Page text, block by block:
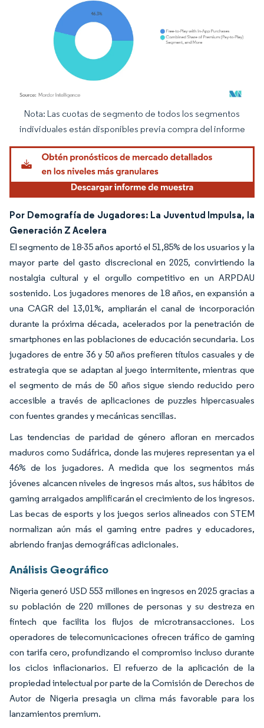
Imagen © Mordor Intelligence. El uso requiere atribución según CC BY 4.0.
Nota: Las cuotas de segmento de todos los segmentos
individuales están disponibles previa compra del informe
Por Demografía de Jugadores: La Juventud Impulsa, la
Generación Z Acelera
El segmento de 18-35 años aportó el 51,85% de los usuarios y la
mayor parte del gasto discrecional en 2025, convirtiendo la
nostalgia cultural y el orgullo competitivo en un ARPDAU
sostenido. Los jugadores menores de 18 años, en expansión a
una CAGR del 13,01%, ampliarán el canal de incorporación
durante la próxima década, acelerados por la penetración de
smartphones en las poblaciones de educación secundaria. Los
jugadores de entre 36 y 50 años prefieren títulos casuales y de
estrategia que se adaptan al juego intermitente, mientras que
el segmento de más de 50 años sigue siendo reducido pero
accesible a través de aplicaciones de puzzles hipercasuales
con fuentes grandes y mecánicas sencillas.
Las tendencias de paridad de género afloran en mercados
maduros como Sudáfrica, donde las mujeres representan ya el
46% de los jugadores. A medida que los segmentos más
jóvenes alcancen niveles de ingresos más altos, sus hábitos de
gaming arraigados amplificarán el crecimiento de los ingresos.
Las becas de esports y los juegos serios alineados con STEM
normalizan aún más el gaming entre padres y educadores,
abriendo franjas demográficas adicionales.
Análisis Geográfico
Nigeria generó USD 553 millones en ingresos en 2025 gracias a
su población de 220 millones de personas y su destreza en
fintech que facilita los flujos de microtransacciones. Los
operadores de telecomunicaciones ofrecen tráfico de gaming
con tarifa cero, profundizando el compromiso incluso durante
los ciclos inflacionarios. El refuerzo de la aplicación de la
propiedad intelectual por parte de la Comisión de Derechos de
Autor de Nigeria presagia un clima más favorable para los
lanzamientos premium.